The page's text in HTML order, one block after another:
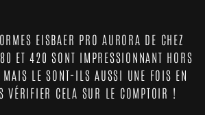
EISBAER PRO AURORA DE CHEZ
ET 420 SONT IMPRESSIONNANT HORS
MAIS LE SONT-ILS AUSSI UNE FOIS EN
VÉRIFIER CELA SUR LE COMPTOIR !